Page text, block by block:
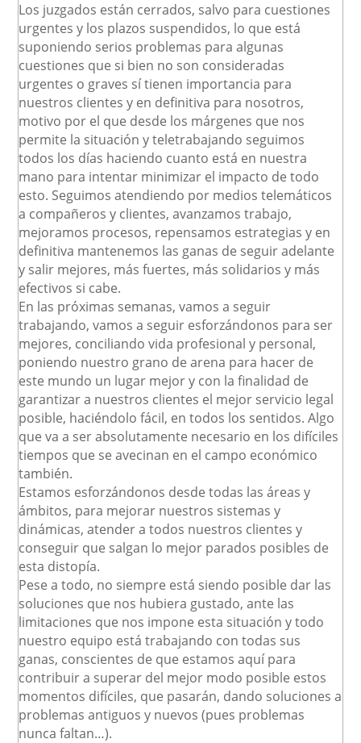
Los juzgados están cerrados, salvo para cuestiones
urgentes y los plazos suspendidos, lo que está
suponiendo serios problemas para algunas
cuestiones que si bien no son consideradas
urgentes o graves sí tienen importancia para
nuestros clientes y en definitiva para nosotros,
motivo por el que desde los márgenes que nos
permite la situación y teletrabajando seguimos
todos los días haciendo cuanto está en nuestra
mano para intentar minimizar el impacto de todo
esto. Seguimos atendiendo por medios telemáticos
a compañeros y clientes, avanzamos trabajo,
mejoramos procesos, repensamos estrategias y en
definitiva mantenemos las ganas de seguir adelante
y salir mejores, más fuertes, más solidarios y más
efectivos si cabe.
En las próximas semanas, vamos a seguir
trabajando, vamos a seguir esforzándonos para ser
mejores, conciliando vida profesional y personal,
poniendo nuestro grano de arena para hacer de
este mundo un lugar mejor y con la finalidad de
garantizar a nuestros clientes el mejor servicio legal
posible, haciéndolo fácil, en todos los sentidos. Algo
que va a ser absolutamente necesario en los difíciles
tiempos que se avecinan en el campo económico
también.
Estamos esforzándonos desde todas las áreas y
ámbitos, para mejorar nuestros sistemas y
dinámicas, atender a todos nuestros clientes y
conseguir que salgan lo mejor parados posibles de
esta distopía.
Pese a todo, no siempre está siendo posible dar las
soluciones que nos hubiera gustado, ante las
limitaciones que nos impone esta situación y todo
nuestro equipo está trabajando con todas sus
ganas, conscientes de que estamos aquí para
contribuir a superar del mejor modo posible estos
momentos difíciles, que pasarán, dando soluciones a
problemas antiguos y nuevos (pues problemas
nunca faltan…).